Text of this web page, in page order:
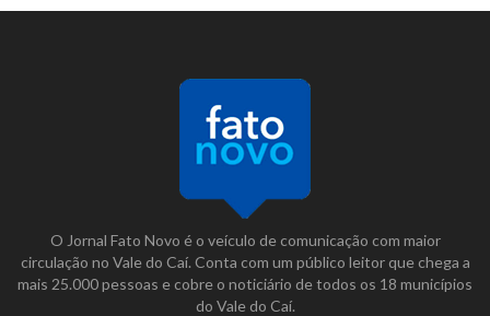
O Jornal Fato Novo é o veículo de comunicação com maior
circulação no Vale do Caí. Conta com um público leitor que chega a
mais 25.000 pessoas e cobre o noticiário de todos os 18 municípios
do Vale do Caí.